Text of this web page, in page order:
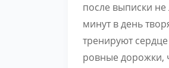
после выписки
минут в день
тренируют
ровные дорожки,